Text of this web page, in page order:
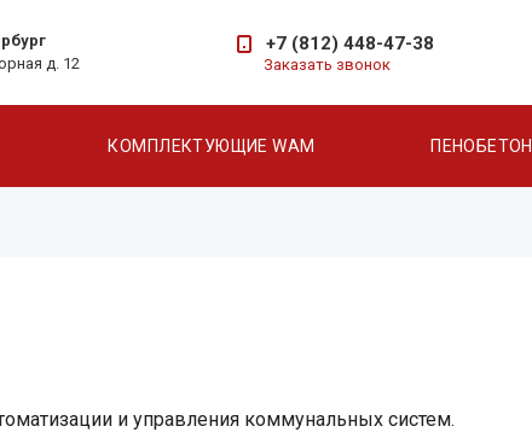
д. 12
+7 (812) 448-47-38
Заказать звонок
КОМПЛЕКТУЮЩИЕ WAM ПЕНОБЕТОН
и управления коммунальных систем.